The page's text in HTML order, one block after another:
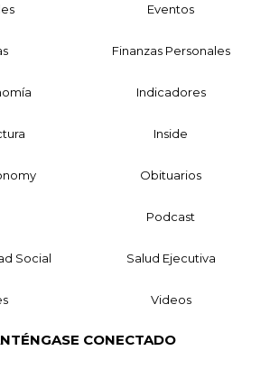
Eventos
Finanzas Personales
Indicadores
Inside
Obituarios
Podcast
Social Salud Ejecutiva
Videos
CONECTADO